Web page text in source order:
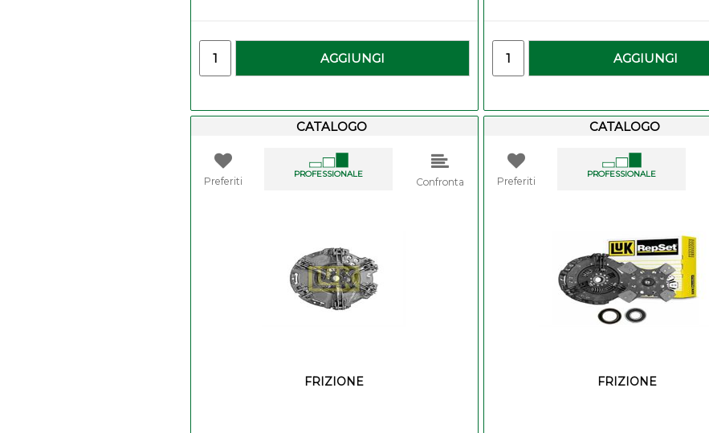
AGGIUNGI AGGIUNGI
CATALOGO
Preferiti
PROFESSIONALE
Confronta
FRIZIONE
CATALOGO
Preferiti
PROFESSIONALE
FRIZIONE